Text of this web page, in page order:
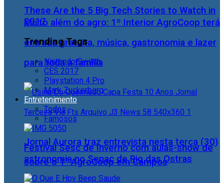
Muito além do agro: 1º Interior AgroCoop terá
entrada gratuita, música, gastronomia e lazer
para toda a família
Jornal Aurora traz entrevista nesta terça (30)
sobre o 1° AgroCoop em Campos
These Are the 5 Big Tech Stories to Watch in
2017
Trending Tags
Nintendo Switch
CES 2017
Playstation 4 Pro
Mark Zuckerberg
Entretenimento
Todos
Famosos
Festival Sesc de Inverno com aulas-show de
astronomia no Senac de Rio das Ostras